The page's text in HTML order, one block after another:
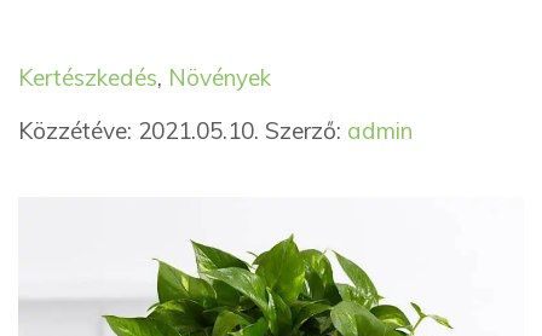
Kategória
Kertészkedés, NövényekCímkék
Közzétéve: 2021.05.10. Szerző: admin